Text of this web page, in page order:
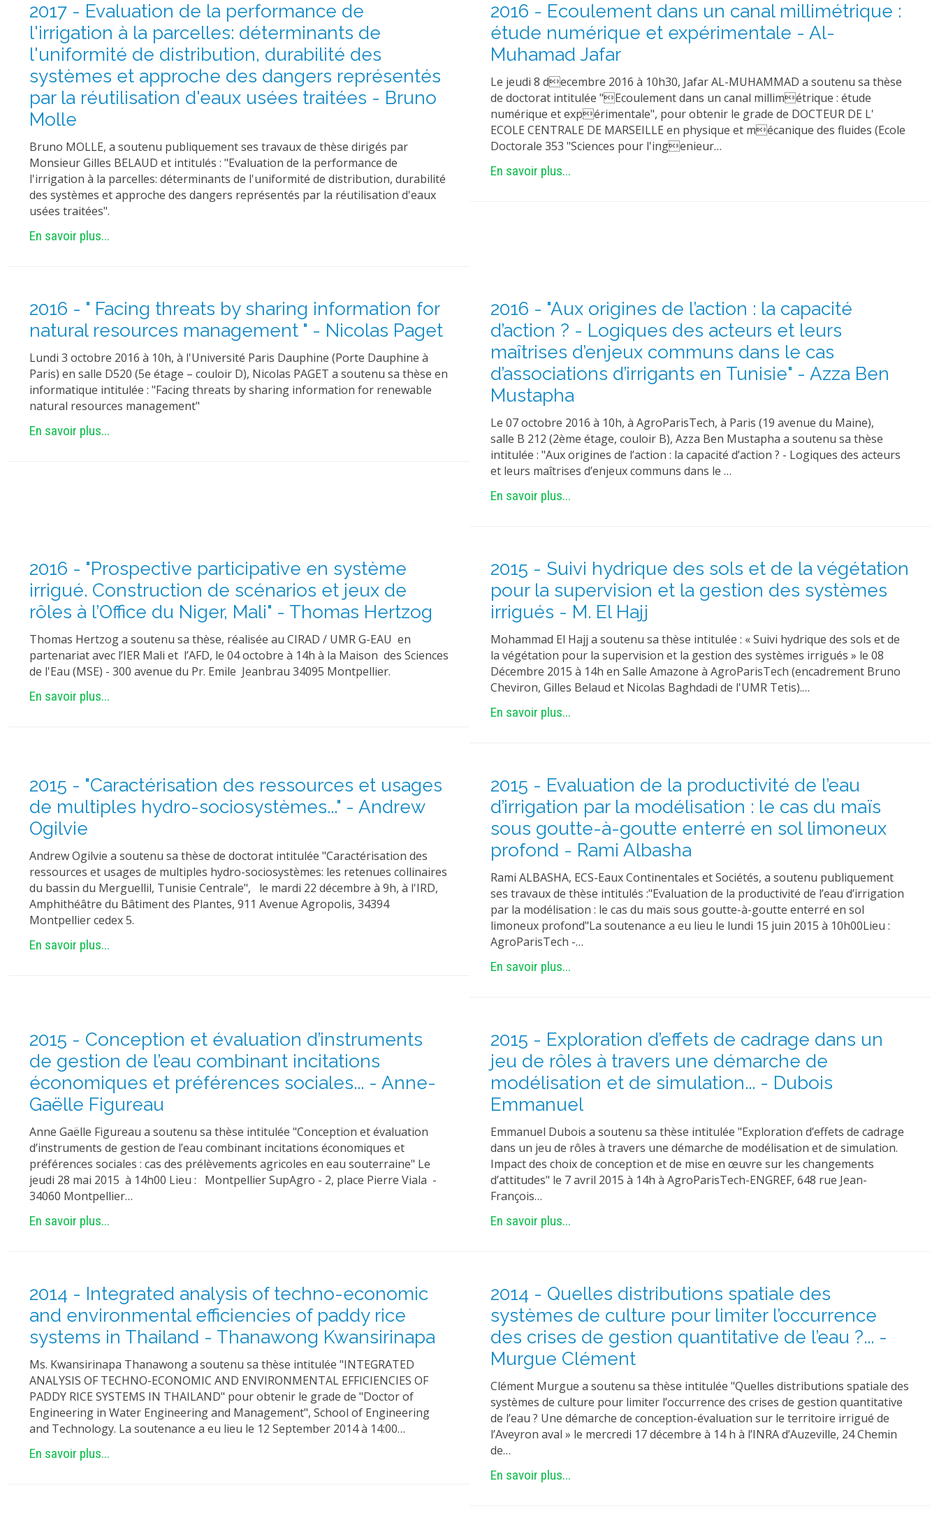
2017 - Evaluation de la performance de
l'irrigation à la parcelles: déterminants de
l'uniformité de distribution, durabilité des
systèmes et approche des dangers représentés
par la réutilisation d'eaux usées traitées - Bruno
Molle
Bruno MOLLE, a soutenu publiquement ses travaux de thèse dirigés par
Monsieur Gilles BELAUD et intitulés : "Evaluation de la performance de
l'irrigation à la parcelles: déterminants de l'uniformité de distribution, durabilité
des systèmes et approche des dangers représentés par la réutilisation d'eaux
usées traitées".
En savoir plus...
2016 - Ecoulement dans un canal millimétrique :
étude numérique et expérimentale - Al-
Muhamad Jafar
Le jeudi 8 decembre 2016 à 10h30, Jafar AL-MUHAMMAD a soutenu sa thèse
de doctorat intitulée "Ecoulement dans un canal millimétrique : étude
numérique et expérimentale", pour obtenir le grade de DOCTEUR DE L'
ECOLE CENTRALE DE MARSEILLE en physique et mécanique des fluides (Ecole
Doctorale 353 "Sciences pour l'ingenieur…
En savoir plus...
2016 - " Facing threats by sharing information for
natural resources management " - Nicolas Paget
Lundi 3 octobre 2016 à 10h, à l'Université Paris Dauphine (Porte Dauphine à
Paris) en salle D520 (5e étage – couloir D), Nicolas PAGET a soutenu sa thèse en
informatique intitulée : "Facing threats by sharing information for renewable
natural resources management"
En savoir plus...
2016 - "Aux origines de l’action : la capacité
d’action ? - Logiques des acteurs et leurs
maîtrises d’enjeux communs dans le cas
d’associations d’irrigants en Tunisie" - Azza Ben
Mustapha
Le 07 octobre 2016 à 10h, à AgroParisTech, à Paris (19 avenue du Maine),
salle B 212 (2ème étage, couloir B), Azza Ben Mustapha a soutenu sa thèse
intitulée : "Aux origines de l’action : la capacité d’action ? - Logiques des acteurs
et leurs maîtrises d’enjeux communs dans le …
En savoir plus...
2016 - "Prospective participative en système
irrigué. Construction de scénarios et jeux de
rôles à l’Office du Niger, Mali" - Thomas Hertzog
Thomas Hertzog a soutenu sa thèse, réalisée au CIRAD / UMR G-EAU en
partenariat avec l’IER Mali et l’AFD, le 04 octobre à 14h à la Maison des Sciences
de l'Eau (MSE) - 300 avenue du Pr. Emile Jeanbrau 34095 Montpellier.
En savoir plus...
2015 - Suivi hydrique des sols et de la végétation
pour la supervision et la gestion des systèmes
irrigués - M. El Hajj
Mohammad El Hajj a soutenu sa thèse intitulée : « Suivi hydrique des sols et de
la végétation pour la supervision et la gestion des systèmes irrigués » le 08
Décembre 2015 à 14h en Salle Amazone à AgroParisTech (encadrement Bruno
Cheviron, Gilles Belaud et Nicolas Baghdadi de l'UMR Tetis).…
En savoir plus...
2015 - "Caractérisation des ressources et usages
de multiples hydro-sociosystèmes..." - Andrew
Ogilvie
Andrew Ogilvie a soutenu sa thèse de doctorat intitulée "Caractérisation des
ressources et usages de multiples hydro-sociosystèmes: les retenues collinaires
du bassin du Merguellil, Tunisie Centrale", le mardi 22 décembre à 9h, à l'IRD,
Amphithéâtre du Bâtiment des Plantes, 911 Avenue Agropolis, 34394
Montpellier cedex 5.
En savoir plus...
2015 - Evaluation de la productivité de l’eau
d’irrigation par la modélisation : le cas du maïs
sous goutte-à-goutte enterré en sol limoneux
profond - Rami Albasha
Rami ALBASHA, ECS-Eaux Continentales et Sociétés, a soutenu publiquement
ses travaux de thèse intitulés :"Evaluation de la productivité de l’eau d’irrigation
par la modélisation : le cas du maïs sous goutte-à-goutte enterré en sol
limoneux profond"La soutenance a eu lieu le lundi 15 juin 2015 à 10h00Lieu :
AgroParisTech -…
En savoir plus...
2015 - Conception et évaluation d’instruments
de gestion de l’eau combinant incitations
économiques et préférences sociales... - Anne-
Gaëlle Figureau
Anne Gaëlle Figureau a soutenu sa thèse intitulée "Conception et évaluation
d’instruments de gestion de l’eau combinant incitations économiques et
préférences sociales : cas des prélèvements agricoles en eau souterraine" Le
jeudi 28 mai 2015 à 14h00 Lieu : Montpellier SupAgro - 2, place Pierre Viala -
34060 Montpellier…
En savoir plus...
2015 - Exploration d’effets de cadrage dans un
jeu de rôles à travers une démarche de
modélisation et de simulation... - Dubois
Emmanuel
Emmanuel Dubois a soutenu sa thèse intitulée "Exploration d’effets de cadrage
dans un jeu de rôles à travers une démarche de modélisation et de simulation.
Impact des choix de conception et de mise en œuvre sur les changements
d’attitudes" le 7 avril 2015 à 14h à AgroParisTech-ENGREF, 648 rue Jean-
François…
En savoir plus...
2014 - Integrated analysis of techno-economic
and environmental efficiencies of paddy rice
systems in Thailand - Thanawong Kwansirinapa
Ms. Kwansirinapa Thanawong a soutenu sa thèse intitulée "INTEGRATED
ANALYSIS OF TECHNO-ECONOMIC AND ENVIRONMENTAL EFFICIENCIES OF
PADDY RICE SYSTEMS IN THAILAND" pour obtenir le grade de "Doctor of
Engineering in Water Engineering and Management", School of Engineering
and Technology. La soutenance a eu lieu le 12 September 2014 à 14:00…
En savoir plus...
2014 - Quelles distributions spatiale des
systèmes de culture pour limiter l’occurrence
des crises de gestion quantitative de l’eau ?... -
Murgue Clément
Clément Murgue a soutenu sa thèse intitulée "Quelles distributions spatiale des
systèmes de culture pour limiter l’occurrence des crises de gestion quantitative
de l’eau ? Une démarche de conception-évaluation sur le territoire irrigué de
l’Aveyron aval » le mercredi 17 décembre à 14 h à l’INRA d’Auzeville, 24 Chemin
de…
En savoir plus...